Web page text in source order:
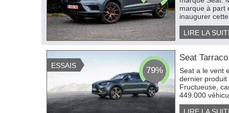
marque à part
inaugurer
LIRE LA
Seat
Seat a le vent
dernier produit
Fructueuse,
449.000
ESSAIS 79%